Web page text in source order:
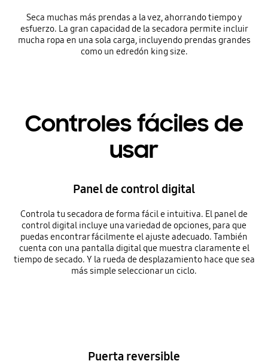
Seca muchas más prendas a la vez, ahorrando tiempo y
esfuerzo. La gran capacidad de la secadora permite incluir
mucha ropa en una sola carga, incluyendo prendas grandes
como un edredón king size.
Controles fáciles de
usar
Panel de control digital
Controla tu secadora de forma fácil e intuitiva. El panel de
control digital incluye una variedad de opciones, para que
puedas encontrar fácilmente el ajuste adecuado. También
cuenta con una pantalla digital que muestra claramente el
tiempo de secado. Y la rueda de desplazamiento hace que sea
más simple seleccionar un ciclo.
Puerta reversible